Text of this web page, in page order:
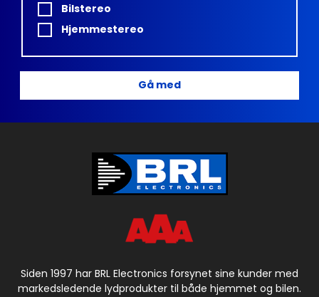
Bilstereo
Hjemmestereo
Gå med
Siden 1997 har BRL Electronics forsynet sine kunder med
markedsledende lydprodukter til både hjemmet og bilen.